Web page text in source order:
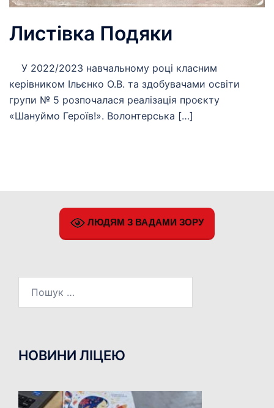
Листівка Подяки
У 2022/2023 навчальному році класним
керівником Ільєнко О.В. та здобувачами освіти
групи № 5 розпочалася реалізація проєкту
«Шануймо Героїв!». Волонтерська […]
ЛЮДЯМ З ВАДАМИ ЗОРУ
НОВИНИ ЛІЦЕЮ